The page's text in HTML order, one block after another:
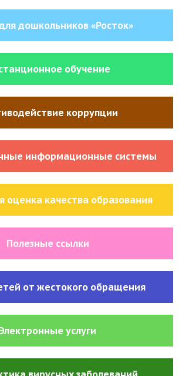
дошкольников «Росток»
обучение
коррупции
информационные системы
оценка качества образования
Полезные ссылки
от жестокого обращения
услуги